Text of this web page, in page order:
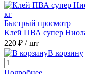
Быстрый просмотр
Клей ПВА супер
220 ₽ / шт
В корзину